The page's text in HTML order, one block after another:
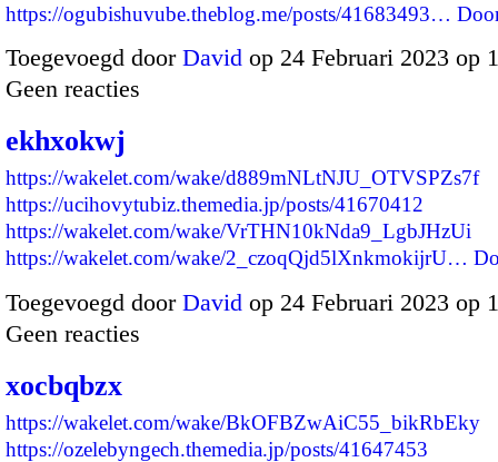
https://ogubishuvube.theblog.me/posts/41683493…
Toegevoegd door David op 24 Februari 2023 op
Geen reacties
ekhxokwj
https://wakelet.com/wake/d889mNLtNJU_OTVSPZs7f
https://ucihovytubiz.themedia.jp/posts/41670412
https://wakelet.com/wake/VrTHN10kNda9_LgbJHzUi
https://wakelet.com/wake/2_czoqQjd5lXnkmokijrU…
Toegevoegd door David op 24 Februari 2023 op
Geen reacties
xocbqbzx
https://wakelet.com/wake/BkOFBZwAiC55_bikRbEky
https://ozelebyngech.themedia.jp/posts/41647453